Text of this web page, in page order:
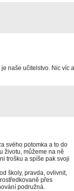
naše učitelstvo. Nic víc a
svého potomka a to do
životu, můžeme na ně
trošku a spíše pak svoji
školy, pravda, ovlivnit,
přes
podružná.